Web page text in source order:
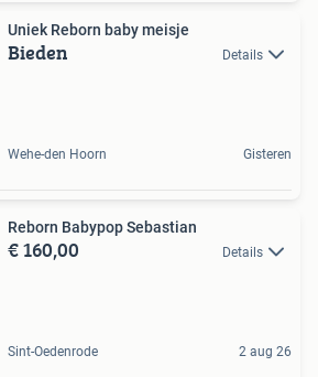
Uniek Reborn baby meisje
Bieden Details
Wehe-den Hoorn Gisteren
Reborn Babypop Sebastian
€ 160,00 Details
Sint-Oedenrode 2 aug 26